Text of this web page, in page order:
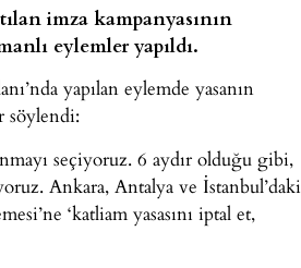
imza kampanyasının
eylemler yapıldı.
yapılan eylemde yasanın
söylendi:
seçiyoruz. 6 aydır olduğu gibi,
Ankara, Antalya ve İstanbul’daki
‘katliam yasasını iptal et,